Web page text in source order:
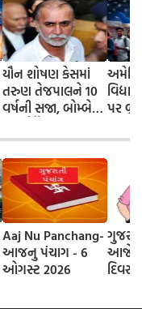
યૌન શોષણ કેસમાં
તરુણ તેજપાલને 10
વર્ષની સજા, બોમ્બે
અદાલતનો ચુકાદો
પલટ્યો
પર
ઘટાડો
Aaj Nu Panchang-
આજનુ પંચાગ - 6
ઓગસ્ટ 2026
આજે
દિવસ